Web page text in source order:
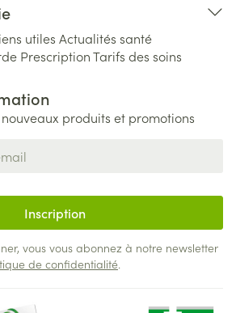
utiles Actualités santé
PrescriptionTarifs des soins
produits et promotions
Inscription
vous vous abonnez à notre newsletter
de confidentialité.